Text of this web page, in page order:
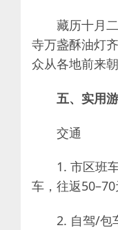
藏历十月
寺万盏酥油灯
众从各地前来
五、实用
交通
1. 市区班
车，往返50–70
2. 自驾/包